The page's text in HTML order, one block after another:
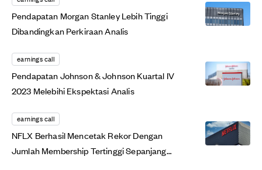
Pendapatan Morgan Stanley Lebih Tinggi
Dibandingkan Perkiraan Analis
earnings call
Pendapatan Johnson & Johnson Kuartal IV
2023 Melebihi Ekspektasi Analis
earnings call
NFLX Berhasil Mencetak Rekor Dengan
Jumlah Membership Tertinggi Sepanjang